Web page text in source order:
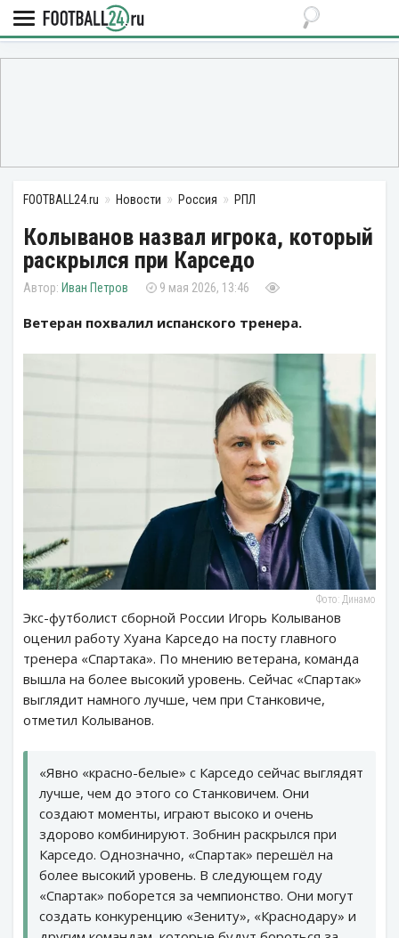
FOOTBALL24.ru Новости Россия РПЛ
Колыванов назвал игрока, который
раскрылся при Карседо
Иван Петров 9 мая 2026, 13:46
Ветеран похвалил испанского тренера.
Фото: Динамо
Экс-футболист сборной России Игорь Колыванов
оценил работу Хуана Карседо на посту главного
тренера «Спартака». По мнению ветерана, команда
вышла на более высокий уровень. Сейчас «Спартак»
выглядит намного лучше, чем при Станковиче,
отметил Колыванов.
«Явно «красно-белые» с Карседо сейчас выглядят
лучше, чем до этого со Станковичем. Они
создают моменты, играют высоко и очень
здорово комбинируют. Зобнин раскрылся при
Карседо. Однозначно, «Спартак» перешёл на
более высокий уровень. В следующем году
«Спартак» поборется за чемпионство. Они могут
создать конкуренцию «Зениту», «Краснодару» и